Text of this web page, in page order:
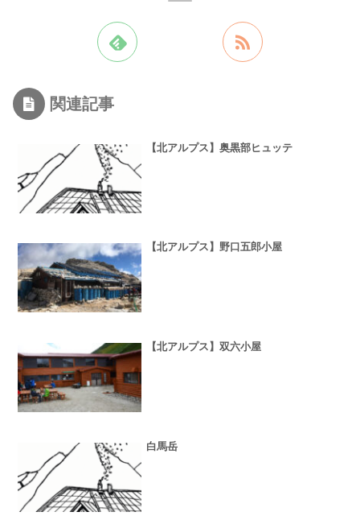
関連記事
【北アルプス】奥黒部ヒュッテ
【北アルプス】野口五郎小屋
【北アルプス】双六小屋
白馬岳